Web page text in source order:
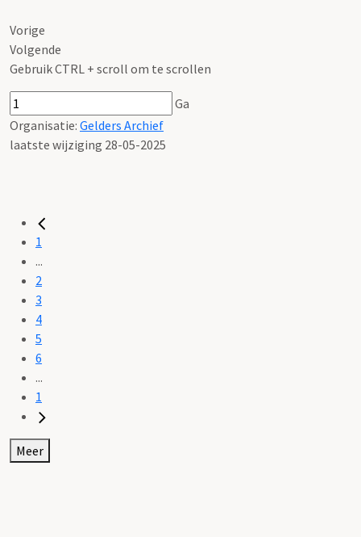
Vorige
Volgende
Gebruik CTRL + scroll om te scrollen
Ga
Organisatie: Gelders Archief
laatste wijziging 28-05-2025
1
...
2
3
4
5
6
...
1
Meer